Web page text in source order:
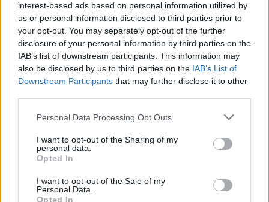
interest-based ads based on personal information utilized by
us or personal information disclosed to third parties prior to
your opt-out. You may separately opt-out of the further
disclosure of your personal information by third parties on the
IAB’s list of downstream participants. This information may
also be disclosed by us to third parties on the IAB’s List of
Downstream Participants that may further disclose it to other
Personal Data Processing Opt Outs
I want to opt-out of the Sharing of my
personal data.
Opted In
I want to opt-out of the Sale of my
Personal Data.
Opted In
Portfolio
2000. augusztus 22. 09:30
Sok minden kedvező mozzanat összejött a mai kereskedés
során Japánban, így a Nikkei index rácáfolva az
az index azonban közel egy hónapos csúcsra ért 16,454.7
pontjával.A mai erősödésnek három összetevője is volt. A
piac a kereskedés első órájában megtalálta...
KEDVES OLVASÓNK!